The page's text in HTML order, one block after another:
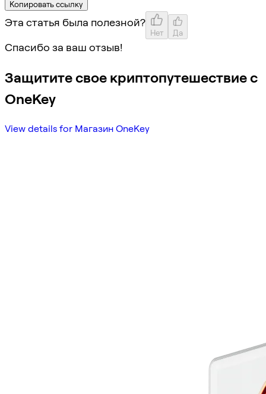
Копировать ссылку
Эта статья была полезной?
Нет Да
Спасибо за ваш отзыв!
Защитите свое криптопутешествие с
OneKey
View details for Магазин OneKey